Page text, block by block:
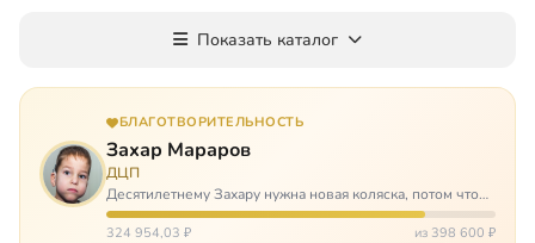
Показать каталог
БЛАГОТВОРИТЕЛЬНОСТЬ
Захар Мараров
ДЦП
Десятилетнему Захару нужна новая коляска, потом что
старая сломалась. А без коляски он не сможет не только
просто выходить из дома, но и продолжать лечение в
324 954,03 ₽ из 398 600 ₽